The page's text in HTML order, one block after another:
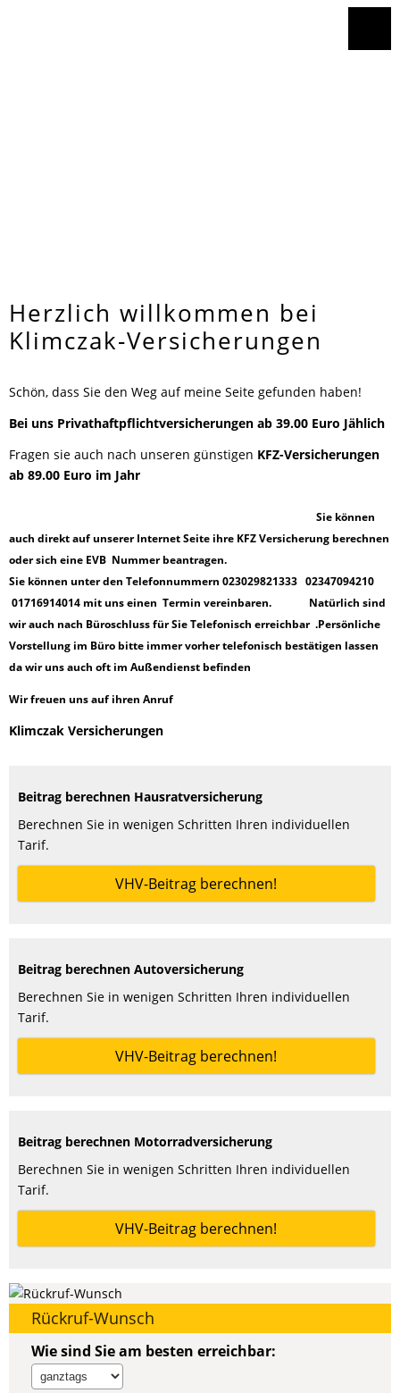
Herzlich willkommen bei
Klimczak-Versicherungen
Schön, dass Sie den Weg auf meine Seite gefunden haben!
Bei uns Privathaftpflichtversicherungen ab 39.00 Euro Jählich
Fragen sie auch nach unseren günstigen KFZ-Versicherungen
ab 89.00 Euro im Jahr
Sie können
auch direkt auf unserer Internet Seite ihre KFZ Versicherung berechnen
oder sich eine EVB Nummer beantragen.
Sie können unter den Telefonnummern 023029821333 02347094210
01716914014 mit uns einen Termin vereinbaren. Natürlich sind
wir auch nach Büroschluss für Sie Telefonisch erreichbar .Persönliche
Vorstellung im Büro bitte immer vorher telefonisch bestätigen lassen
da wir uns auch oft im Außendienst befinden
Wir freuen uns auf ihren Anruf
Klimczak Versicherungen
Beitrag berechnen Hausratversicherung
Berechnen Sie in wenigen Schritten Ihren individuellen
Tarif.
VHV-Beitrag berechnen!
Beitrag berechnen Autoversicherung
Berechnen Sie in wenigen Schritten Ihren individuellen
Tarif.
VHV-Beitrag berechnen!
Beitrag berechnen Motorradversicherung
Berechnen Sie in wenigen Schritten Ihren individuellen
Tarif.
VHV-Beitrag berechnen!
Rückruf-Wunsch
Wie sind Sie am besten erreichbar: